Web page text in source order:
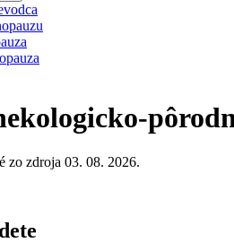
zo zdroja 03. 08. 2026.